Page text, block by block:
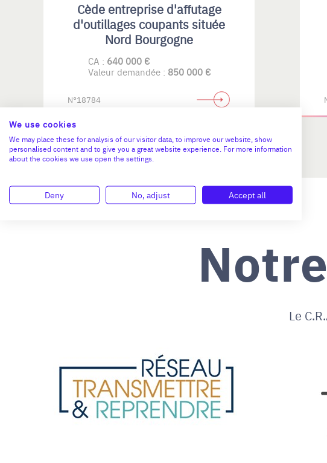
Cède entreprise d'affutage
d'outillages coupants située
Nord Bourgogne
CA : 640 000 €
Valeur demandée : 850 000 €
N°18784
Le
We use cookies
We may place these for analysis of our visitor data, to improve our website, show
personalised content and to give you a great website experience. For more information
about the cookies we use open the settings.
Deny No, adjust Accept all